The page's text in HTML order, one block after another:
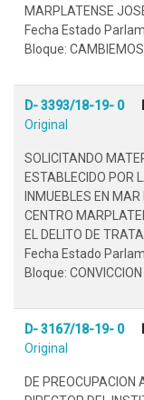
MARPLATENSE
Fecha Estado
Bloque:
D- 3393/18-19- 0
Original
SOLICITANDO
ESTABLECIDO POR
INMUEBLES EN
CENTRO
EL DELITO DE
Fecha Estado
Bloque:
D- 3167/18-19- 0
Original
DE PREOCUPACION